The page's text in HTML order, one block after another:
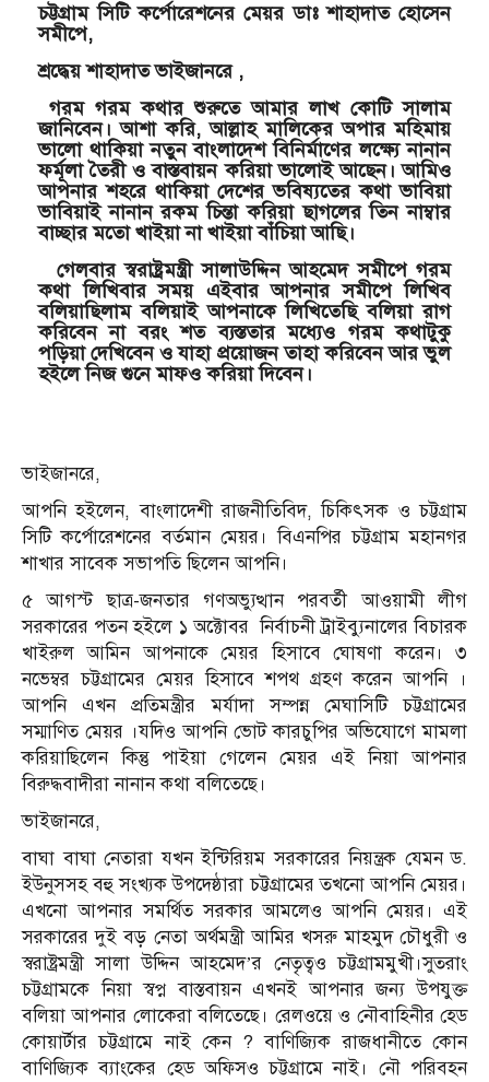
চট্টগ্রাম সিটি কর্পোরেশনের মেয়র ডাঃ শাহাদাত হোসেন
সমীপে,
শ্রদ্ধেয় শাহাদাত ভাইজানরে ,
গরম গরম কথার শুরুতে আমার লাখ কোটি সালাম
জানিবেন। আশা করি, আল্লাহ মালিকের অপার মহিমায়
ভালো থাকিয়া নতুন বাংলাদেশ বিনির্মাণের লক্ষ্যে নানান
ফর্মূলা তৈরী ও বাস্তবায়ন করিয়া ভালোই আছেন। আমিও
আপনার শহরে থাকিয়া দেশের ভবিষ্যতের কথা ভাবিয়া
ভাবিয়াই নানান রকম চিন্তা করিয়া ছাগলের তিন নাম্বার
বাচ্ছার মতো খাইয়া না খাইয়া বাঁচিয়া আছি।
গেলবার স্বরাষ্ট্রমন্ত্রী সালাউদ্দিন আহমেদ সমীপে গরম
কথা লিখিবার সময় এইবার আপনার সমীপে লিখিব
বলিয়াছিলাম বলিয়াই আপনাকে লিখিতেছি বলিয়া রাগ
করিবেন না বরং শত ব্যস্ততার মধ্যেও গরম কথাটুকু
পড়িয়া দেখিবেন ও যাহা প্রয়োজন তাহা করিবেন আর ভুল
হইলে নিজ গুনে মাফও করিয়া দিবেন।
ভাইজানরে,
আপনি হইলেন, বাংলাদেশী রাজনীতিবিদ, চিকিৎসক ও চট্টগ্রাম
সিটি কর্পোরেশনের বর্তমান মেয়র। বিএনপির চট্টগ্রাম মহানগর
শাখার সাবেক সভাপতি ছিলেন আপনি।
৫ আগস্ট ছাত্র-জনতার গণঅভ্যুত্থান পরবর্তী আওয়ামী লীগ
সরকারের পতন হইলে ১ অক্টোবর নির্বাচনী ট্রাইব্যুনালের বিচারক
খাইরুল আমিন আপনাকে মেয়র হিসাবে ঘোষণা করেন। ৩
নভেম্বর চট্টগ্রামের মেয়র হিসাবে শপথ গ্রহণ করেন আপনি ।
আপনি এখন প্রতিমন্ত্রীর মর্যাদা সম্পন্ন মেঘাসিটি চট্টগ্রামের
সম্মাণিত মেয়র ।যদিও আপনি ভোট কারচুপির অভিযোগে মামলা
করিয়াছিলেন কিন্তু পাইয়া গেলেন মেয়র এই নিয়া আপনার
বিরুদ্ধবাদীরা নানান কথা বলিতেছে।
ভাইজানরে,
বাঘা বাঘা নেতারা যখন ইন্টিরিয়ম সরকারের নিয়ন্ত্রক যেমন ড.
ইউনুসসহ বহু সংখ্যক উপদেষ্ঠারা চট্টগ্রামের তখনো আপনি মেয়র।
এখনো আপনার সমর্থিত সরকার আমলেও আপনি মেয়র। এই
সরকারের দুই বড় নেতা অর্থমন্ত্রী আমির খসরু মাহমুদ চৌধুরী ও
স্বরাষ্ট্রমন্ত্রী সালা উদ্দিন আহমেদ’র নেতৃত্বও চট্টগ্রামমুখী।সুতরাং
চট্টগ্রামকে নিয়া স্বপ্ন বাস্তবায়ন এখনই আপনার জন্য উপযুক্ত
বলিয়া আপনার লোকেরা বলিতেছে। রেলওয়ে ও নৌবাহিনীর হেড
কোয়ার্টার চট্টগ্রামে নাই কেন ? বাণিজ্যিক রাজধানীতে কোন
বাণিজ্যিক ব্যাংকের হেড অফিসও চট্টগ্রামে নাই। নৌ পরিবহন